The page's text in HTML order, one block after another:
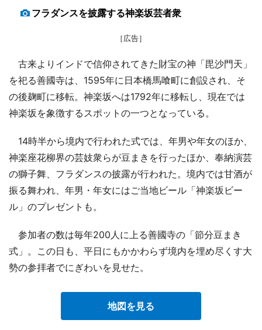
フラダンスを披露する神楽坂芸者衆
［広告］
古来よりインドで信仰されてきた財宝の神「毘沙門天」
を祀る善國寺は、1595年に日本橋馬喰町に創設され、そ
の後麹町に移転。神楽坂へは1792年に移転し、現在では
神楽坂を象徴するスポットの一つとなっている。
14時半から境内で行われた式では、年男や年女のほか、
神楽座花柳界の芸妓衆らが豆まきを行ったほか、奉納演芸
の獅子舞、フラダンスの披露が行われた。境内では甘酒が
振る舞われ、年男・年女にはご当地ビール「神楽坂ビー
ル」のプレゼントも。
参加者の数は毎年200人に上る善國寺の「節分豆まき
式」。この日も、平日にもかかわらず境内を埋め尽くす大
勢の参拝者でにぎわいを見せた。
地図を見る